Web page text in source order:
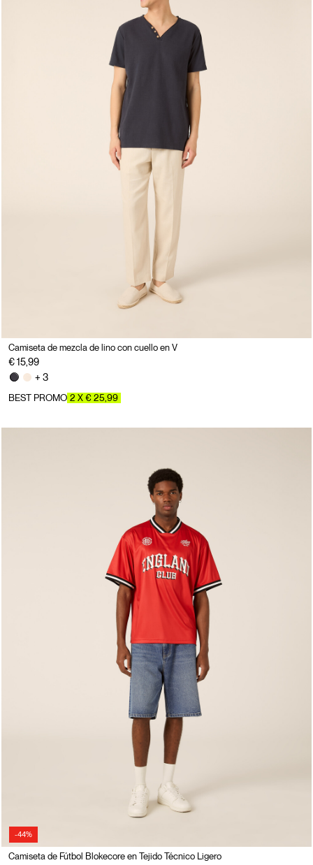
Camiseta de mezcla de lino con cuello en V
€ 15,99
+ 3
BEST PROMO 2 X € 25,99
-44%
Camiseta de Fútbol Blokecore en Tejido Técnico Ligero